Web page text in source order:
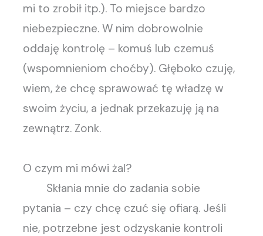
mi to zrobił itp.). To miejsce bardzo
niebezpieczne. W nim dobrowolnie
oddaję kontrolę – komuś lub czemuś
(wspomnieniom choćby). Głęboko czuję,
wiem, że chcę sprawować tę władzę w
swoim życiu, a jednak przekazuję ją na
zewnątrz. Zonk.
O czym mi mówi żal?
Skłania mnie do zadania sobie
pytania – czy chcę czuć się ofiarą. Jeśli
nie, potrzebne jest odzyskanie kontroli